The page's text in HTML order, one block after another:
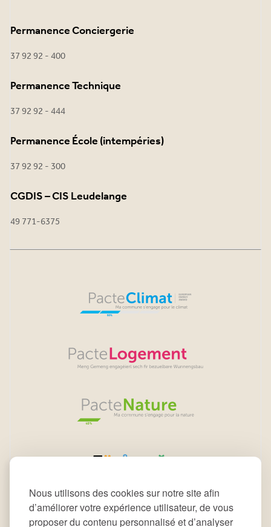
Nous utilisons des cookies sur notre site afin
d’améliorer votre expérience utilisateur, de vous
proposer du contenu personnalisé et d’analyser
Permanence Conciergerie
37 92 92 - 400
Permanence Technique
37 92 92 - 444
Permanence École (intempéries)
37 92 92 - 300
CGDIS – CIS Leudelange
49 771-6375